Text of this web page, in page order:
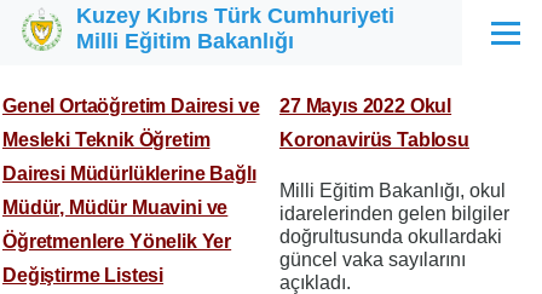
Ana içeriğe atla
Kuzey Kıbrıs Türk Cumhuriyeti
Milli Eğitim Bakanlığı
Menü
Genel Ortaöğretim Dairesi ve
Mesleki Teknik Öğretim
Dairesi Müdürlüklerine Bağlı
Müdür, Müdür Muavini ve
Öğretmenlere Yönelik Yer
Değiştirme Listesi
27 Mayıs 2022 Okul
Koronavirüs Tablosu
Milli Eğitim Bakanlığı, okul
idarelerinden gelen bilgiler
doğrultusunda okullardaki
güncel vaka sayılarını
açıkladı.